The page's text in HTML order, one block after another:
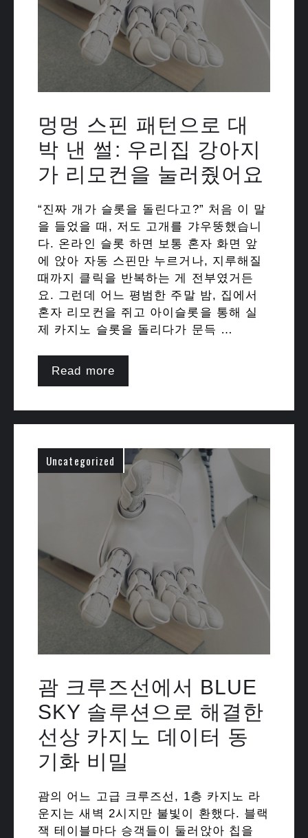
멍멍 스핀 패턴으로 대
박 낸 썰: 우리집 강아지
가 리모컨을 눌러줬어요
“진짜 개가 슬롯을 돌린다고?” 처음 이 말
을 들었을 때, 저도 고개를 갸우뚱했습니
다. 온라인 슬롯 하면 보통 혼자 화면 앞
에 앉아 자동 스핀만 누르거나, 지루해질
때까지 클릭을 반복하는 게 전부였거든
요. 그런데 어느 평범한 주말 밤, 집에서
혼자 리모컨을 쥐고 아이슬롯을 통해 실
제 카지노 슬롯을 돌리다가 문득 …
Read more
Uncategorized
괌 크루즈선에서 BLUE
SKY 솔루션으로 해결한
선상 카지노 데이터 동
기화 비밀
괌의 어느 고급 크루즈선, 1층 카지노 라
운지는 새벽 2시지만 불빛이 환했다. 블랙
잭 테이블마다 승객들이 둘러앉아 칩을